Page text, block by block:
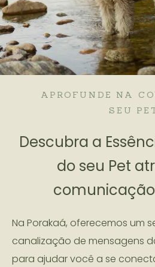
APROFUNDE NA
SEU
Descubra a
do seu Pet
Na Porakaá, oferecemos um
canalização de mensagens
para ajudar você a se